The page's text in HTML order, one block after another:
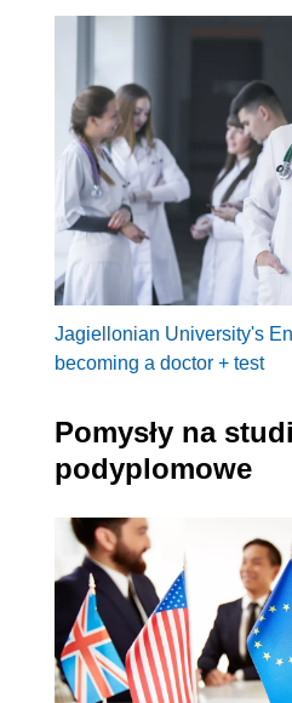
Jagiellonian University's
becoming a doctor + test
Pomysły na
podyplomowe